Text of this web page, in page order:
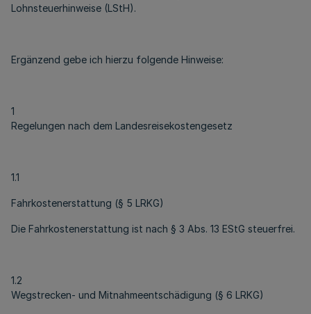
Lohnsteuerhinweise (LStH).
Ergänzend gebe ich hierzu folgende Hinweise:
1
Regelungen nach dem Landesreisekostengesetz
1.1
Fahrkostenerstattung (§ 5 LRKG)
Die Fahrkostenerstattung ist nach § 3 Abs. 13 EStG steuerfrei.
1.2
Wegstrecken- und Mitnahmeentschädigung (§ 6 LRKG)